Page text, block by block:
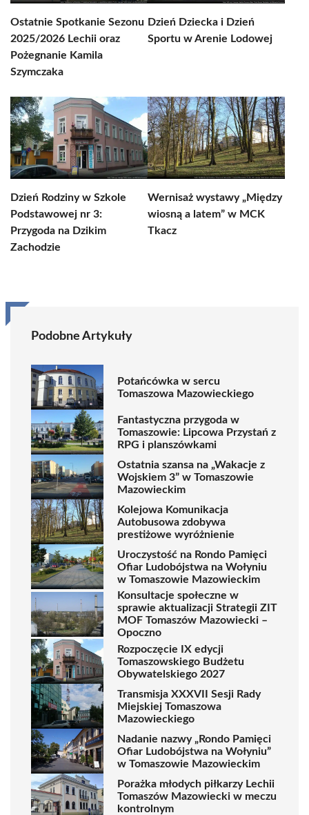
Ostatnie Spotkanie Sezonu
2025/2026 Lechii oraz
Pożegnanie Kamila
Szymczaka
Dzień Dziecka i Dzień
Sportu w Arenie Lodowej
Dzień Rodziny w Szkole
Podstawowej nr 3:
Przygoda na Dzikim
Zachodzie
Wernisaż wystawy „Między
wiosną a latem” w MCK
Tkacz
Podobne Artykuły
Potańcówka w sercu
Tomaszowa Mazowieckiego
Fantastyczna przygoda w
Tomaszowie: Lipcowa Przystań z
RPG i planszówkami
Ostatnia szansa na „Wakacje z
Wojskiem 3” w Tomaszowie
Mazowieckim
Kolejowa Komunikacja
Autobusowa zdobywa
prestiżowe wyróżnienie
Uroczystość na Rondo Pamięci
Ofiar Ludobójstwa na Wołyniu
w Tomaszowie Mazowieckim
Konsultacje społeczne w
sprawie aktualizacji Strategii ZIT
MOF Tomaszów Mazowiecki –
Opoczno
Rozpoczęcie IX edycji
Tomaszowskiego Budżetu
Obywatelskiego 2027
Transmisja XXXVII Sesji Rady
Miejskiej Tomaszowa
Mazowieckiego
Nadanie nazwy „Rondo Pamięci
Ofiar Ludobójstwa na Wołyniu”
w Tomaszowie Mazowieckim
Porażka młodych piłkarzy Lechii
Tomaszów Mazowiecki w meczu
kontrolnym